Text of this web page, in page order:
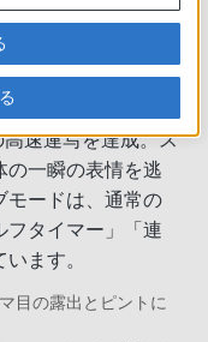
約7コマ/秒の高
ら、「速度優先連
速連写を達成。ス
の一瞬の表情を逃
モードは、通常の
フタイマー」「連
ます。
目の露出とピントに